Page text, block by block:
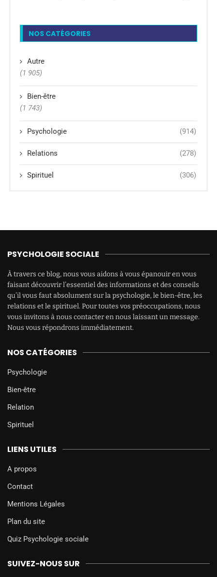
NOS CATÉGORIES
Autre
(1 905)
Bien-être
(1 743)
Psychologie (914)
Relations (278)
Spirituel (306)
PSYCHOLOGIE SOCIALE
À travers ce blog, nous vous aidons à vous épanouir en vous
faisant découvrir l’essentiel des informations et des conseils
qu’il vous faut absolument sur la psychologie, le bien-être, les
relations et le spirituel. Pour toutes vos préoccupations, nous
vous invitons à nous contacter en nous laissant un message.
Nous vous répondrons immédiatement.
NOS CATÉGORIES
Psychologie
Bien-être
Relation
Spirituel
LIENS UTILES
A propos
Contact
Mentions Légales
Plan du site
Quiz Psychologie sociale
SUIVEZ-NOUS SUR